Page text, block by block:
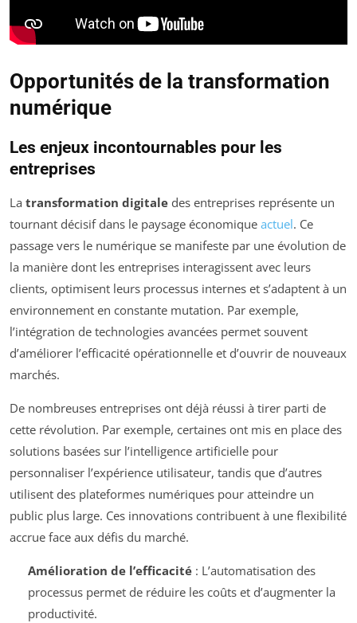
Opportunités de la transformation
numérique
Les enjeux incontournables pour les
entreprises
La transformation digitale des entreprises représente un
tournant décisif dans le paysage économique actuel. Ce
passage vers le numérique se manifeste par une évolution de
la manière dont les entreprises interagissent avec leurs
clients, optimisent leurs processus internes et s’adaptent à un
environnement en constante mutation. Par exemple,
l’intégration de technologies avancées permet souvent
d’améliorer l’efficacité opérationnelle et d’ouvrir de nouveaux
marchés.
De nombreuses entreprises ont déjà réussi à tirer parti de
cette révolution. Par exemple, certaines ont mis en place des
solutions basées sur l’intelligence artificielle pour
personnaliser l’expérience utilisateur, tandis que d’autres
utilisent des plateformes numériques pour atteindre un
public plus large. Ces innovations contribuent à une flexibilité
accrue face aux défis du marché.
Amélioration de l’efficacité: L’automatisation des
processus permet de réduire les coûts et d’augmenter la
productivité.